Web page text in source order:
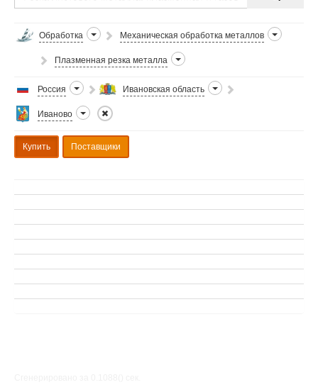
Обработка Механическая обработка металлов
Плазменная резка металла
Россия Ивановская область
Иваново
Купить Поставщики